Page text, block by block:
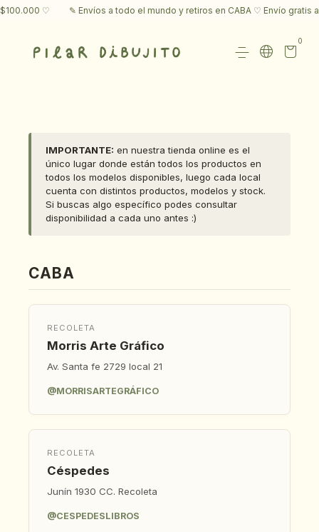
♡ ✎ Envíos a todo el mundo y retiros en CABA ♡ Envío gratis a
0
IMPORTANTE: en nuestra tienda online es el
único lugar donde están todos los productos en
todos los modelos disponibles, luego cada local
cuenta con distintos productos, modelos y stock.
Si buscas algo específico podes consultar
disponibilidad a cada uno antes :)
CABA
RECOLETA
Morris Arte Gráfico
Av. Santa fe 2729 local 21
@MORRISARTEGRÁFICO
RECOLETA
Céspedes
Junín 1930 CC. Recoleta
@CESPEDESLIBROS